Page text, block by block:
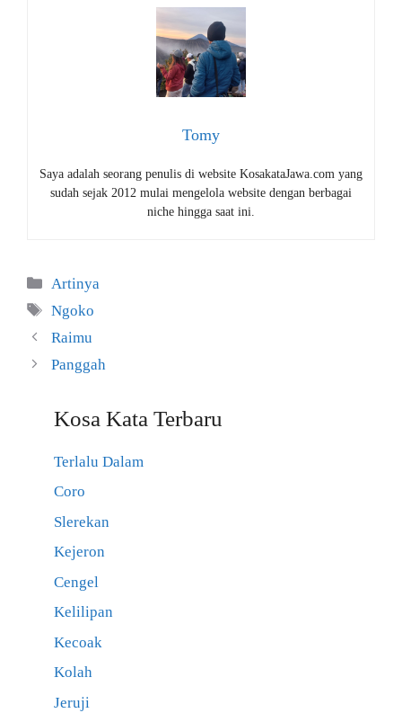
Tomy
Saya adalah seorang penulis di website KosakataJawa.com yang
sudah sejak 2012 mulai mengelola website dengan berbagai
niche hingga saat ini.
Kategori
Artinya
Tag
Ngoko
Raimu
Panggah
Kosa Kata Terbaru
Terlalu Dalam
Coro
Slerekan
Kejeron
Cengel
Kelilipan
Kecoak
Kolah
Jeruji